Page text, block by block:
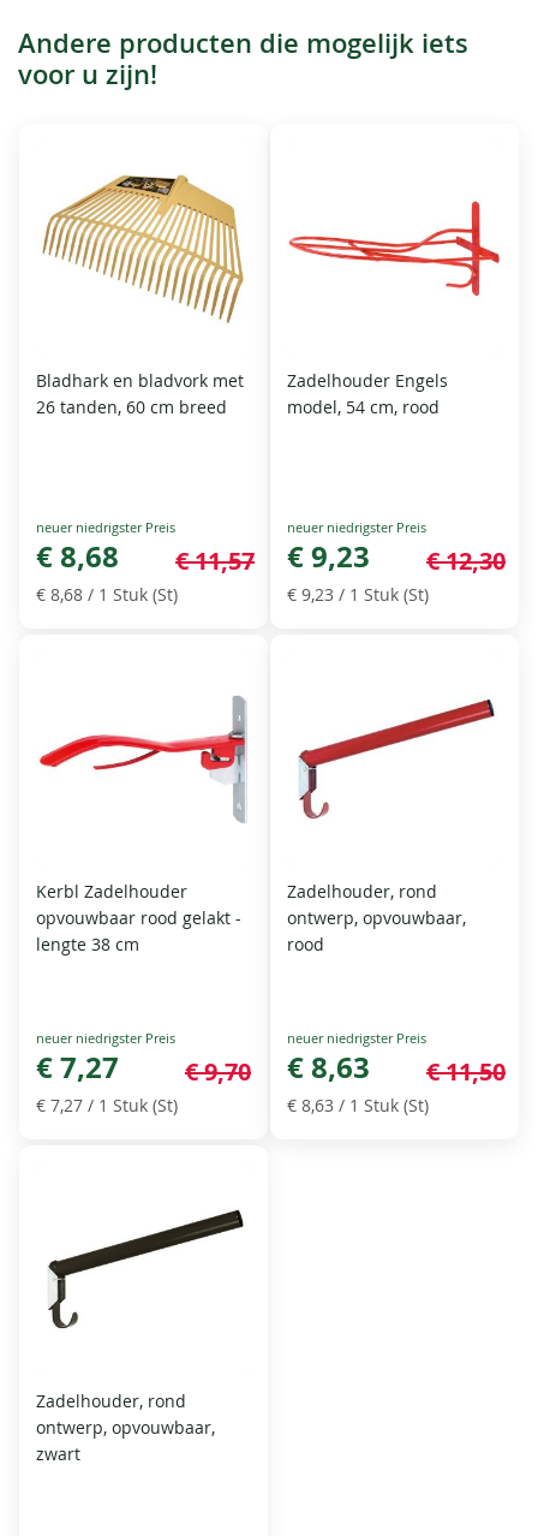
Andere producten die mogelijk iets
voor u zijn!
Bladhark en bladvork met
26 tanden, 60 cm breed
Special
Price
€ 8,68 € 11,57
€ 8,68 / 1 Stuk (St)
Zadelhouder Engels
model, 54 cm, rood
Special
Price
€ 9,23 € 12,30
€ 9,23 / 1 Stuk (St)
Kerbl Zadelhouder
opvouwbaar rood gelakt -
lengte 38 cm
Special
Price
€ 7,27 € 9,70
€ 7,27 / 1 Stuk (St)
Zadelhouder, rond
ontwerp, opvouwbaar,
rood
Special
Price
€ 8,63 € 11,50
€ 8,63 / 1 Stuk (St)
Zadelhouder, rond
ontwerp, opvouwbaar,
zwart